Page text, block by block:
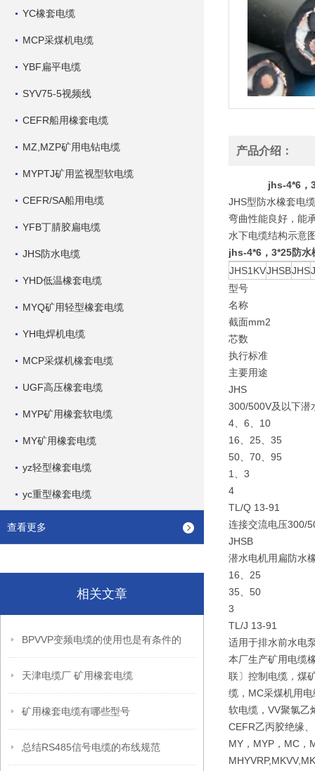
YC橡套电缆
MCP采煤机电缆
YBF扁平电缆
SYV75-5视频线
CEFR船用橡套电缆
MZ,MZP矿用电钻电缆
MYPTJ矿用监视型软电缆
CEFR/SA船用电缆
YFB丁腈胶扁电缆
JHS防水电缆
YHD低温橡套电缆
MYQ矿用轻型橡套电缆
YH电焊机电缆
MCP采煤机橡套电缆
UGF高压橡套电缆
MYP矿用橡套软电缆
MY矿用橡套电缆
yz轻型橡套电缆
yc重型橡套电缆
查看更多
相关文章
BPVVP变频电缆的使用也是有条件的
天津电缆厂 矿用橡套电缆
矿用橡套电缆有哪些型号
总结RS485信号电缆的布线规范
产品介绍：
jhs-4*6，
JHS型防水橡套电
弯曲性能良好，能
水下电缆结构示意
jhs-4*6，3*25防水
JHS1KVJHSBJHS
型号
名称
截面mm2
芯数
执行标准
主要用途
JHS
300/500V及以下潜
4、6、10
16、25、35
50、70、95
1、3
4
TL/Q 13-91
连接交流电压300/
JHSB
潜水电机用扁防水
16、25
35、50
3
TL/J 13-91
适用于排水前水电
本厂生产矿用电缆
联〕控制电缆，煤
缆，MC采煤机用
软电缆，VV聚氯乙
CEFR乙丙胶绝缘
MY，MYP，MC，